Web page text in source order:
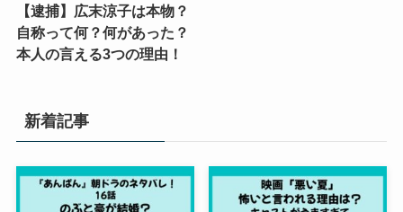
【逮捕】広末涼子は本物？
自称って何？何があった？
本人の言える3つの理由！
新着記事